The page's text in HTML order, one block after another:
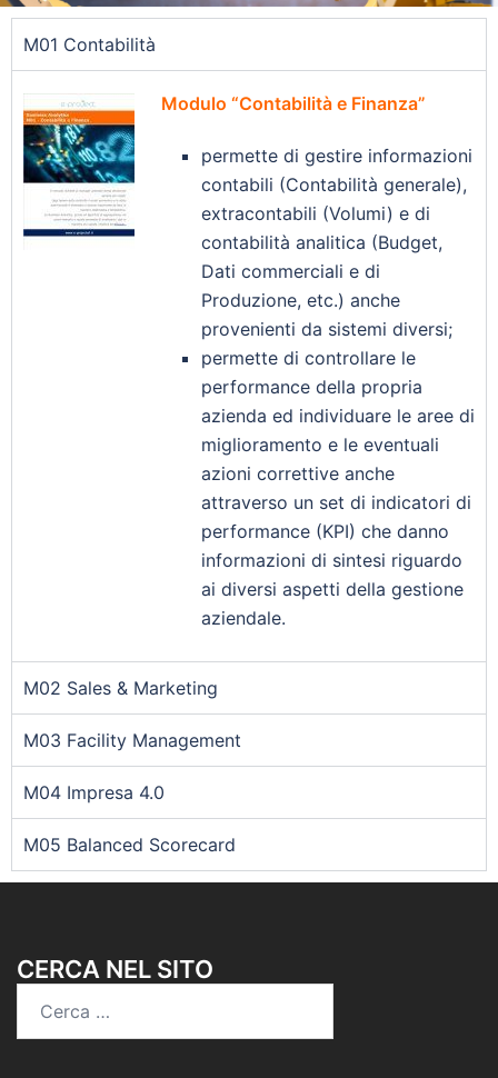
M01 Contabilità
Modulo “Contabilità e Finanza”
permette di gestire informazioni
contabili (Contabilità generale),
extracontabili (Volumi) e di
contabilità analitica (Budget,
Dati commerciali e di
Produzione, etc.) anche
provenienti da sistemi diversi;
permette di controllare le
performance della propria
azienda ed individuare le aree di
miglioramento e le eventuali
azioni correttive anche
attraverso un set di indicatori di
performance (KPI) che danno
informazioni di sintesi riguardo
ai diversi aspetti della gestione
aziendale.
M02 Sales & Marketing
M03 Facility Management
M04 Impresa 4.0
M05 Balanced Scorecard
CERCA NEL SITO